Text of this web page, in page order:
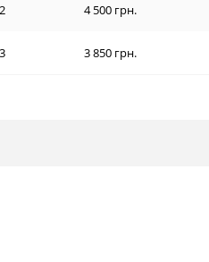
2 4 500 грн.
3 3 850 грн.